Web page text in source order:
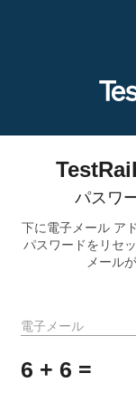
パスワ
下に電子メール ア
パスワードをリセ
メール
電子メール
6 + 6 =